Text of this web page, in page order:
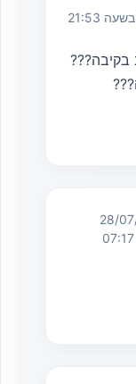
בקיבה???
28/